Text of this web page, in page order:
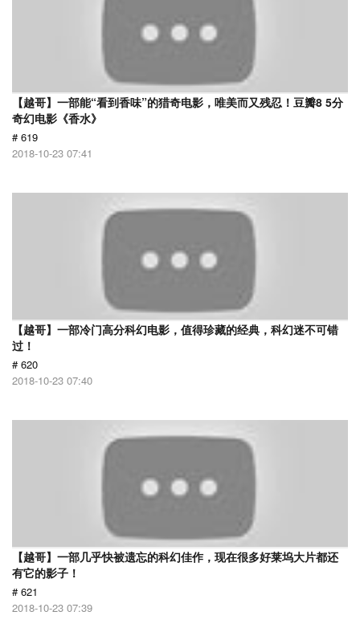
【越哥】一部能“看到香味”的猎奇电影，唯美而又残忍！豆瓣8 5分
奇幻电影《香水》
# 619
2018-10-23 07:41
【越哥】一部冷门高分科幻电影，值得珍藏的经典，科幻迷不可错
过！
# 620
2018-10-23 07:40
【越哥】一部几乎快被遗忘的科幻佳作，现在很多好莱坞大片都还
有它的影子！
# 621
2018-10-23 07:39